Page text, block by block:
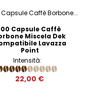
Capsule Caffè
Miscela Dek
Lavazza
Point
Intensità:
22,00 €